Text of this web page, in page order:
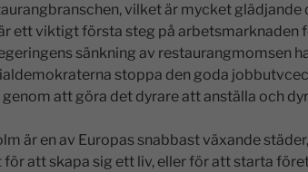
vilket är mycket
ett viktigt första steg på arbetsmarknaden
sänkning av restaurangmomsen
stoppa den goda
att göra det dyrare att anställa och
är en av Europas snabbast växande
att skapa sig ett liv, eller för att starta